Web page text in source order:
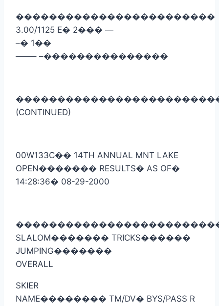
������������������������
3.00/1125 E� 2��� —
–� 1��
——– –���������������
(CONTINUED)
00W133C�� 14TH ANNUAL MNT LAKE
OPEN������� RESULTS� AS OF�
14:28:36� 08-29-2000
SLALOM������� TRICKS������
JUMPING�������
OVERALL
SKIER
NAME�������� TM/DV� BYS/PASS R